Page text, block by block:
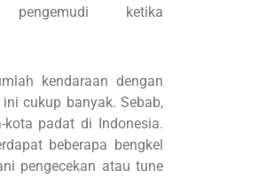
pengemudi ketika
kendaraan dengan
cukup banyak. Sebab,
kota padat di Indonesia.
beberapa bengkel
pengecekan atau tune